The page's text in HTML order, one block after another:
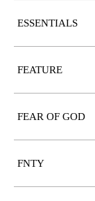
ESSENTIALS
FEATURE
FEAR OF GOD
FNTY